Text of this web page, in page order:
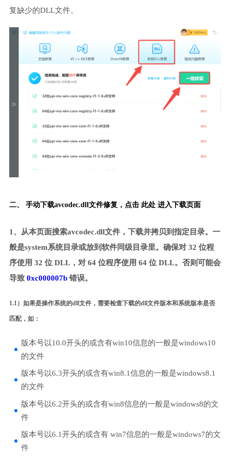
复缺少的DLL文件。
二、 手动下载avcodec.dll文件修复， 点击 此处 进入下载页面
1、从本页面搜索avcodec.dll文件，下载并拷贝到指定目录。一
般是system系统目录或放到软件同级目录里。确保对 32 位程
序使用 32 位 DLL，对 64 位程序使用 64 位 DLL。否则可能会
导致 0xc000007b错误。
1.1）如果是操作系统的dll文件，需要检查下载的dll文件版本和系统版本是否
匹配，如：
版本号以10.0开头的或含有win10信息的一般是windows10
的文件
版本号以6.3开头的或含有win8.1信息的一般是windows8.1
的文件
版本号以6.2开头的或含有win8信息的一般是windows8的文
件
版本号以6.1开头的或含有 win7信息的一般是windows7的文
件